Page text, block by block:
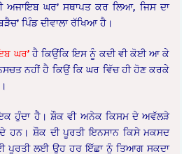
ਅਜਾਇਬ ਘਰ’ ਸਥਾਪਤ ਕਰ ਲਿਆ, ਜਿਸ ਦਾ
ਪਿੰਡ ਦੀਵਾਲਾ ਰੱਖਿਆ ਹੈ।
ਘਰ’ਹੈ ਕਿਉਂਕਿ ਇਸ ਨੂੰ ਕਦੀ ਵੀ ਕੋਈ ਆ ਕੇ
ਨਹੀਂ ਹੈ ਕਿਉਂ ਕਿ ਘਰ ਵਿੱਚ ਹੀ ਹੋਣ ਕਰਕੇ
ਹੁੰਦਾ ਹੈ। ਸ਼ੌਕ ਵੀ ਅਨੇਕ ਕਿਸਮ ਦੇ ਅਵੱਲੜੇ
ਹਨ। ਸ਼ੌਕ ਦੀ ਪੂਰਤੀ ਇਨਸਾਨ ਕਿਸੇ ਮਕਸਦ
ਪੂਰਤੀ ਲਈ ਉਹ ਹਰ ਇੱਛਾ ਨੂੰ ਤਿਆਗ ਸਕਦਾ